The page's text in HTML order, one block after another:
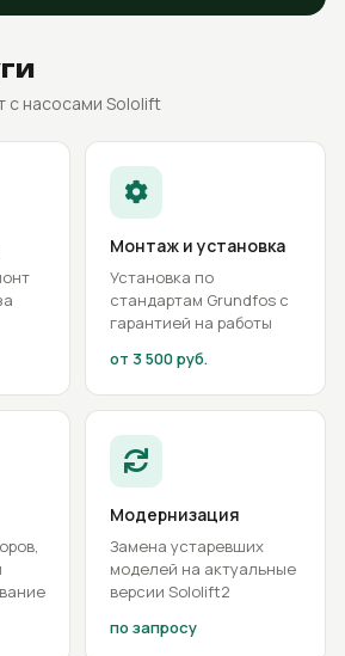
с насосами Sololift
Монтаж и установка
Установка по
стандартам Grundfos с
гарантией на работы
от 3 500 руб.
Модернизация
Замена устаревших
моделей на актуальные
версии Sololift2
по запросу